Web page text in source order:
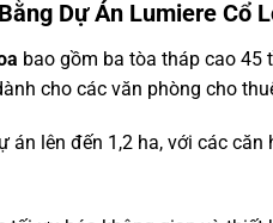
Dự Án Lumiere Cổ
bao gồm ba tòa tháp cao 45
cho các văn phòng cho
án lên đến 1,2 ha, với các